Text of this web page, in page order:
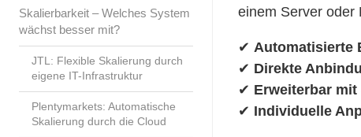
Skalierbarkeit – Welches System
wächst besser mit?
JTL: Flexible Skalierung durch
eigene IT-Infrastruktur
Plentymarkets: Automatische
Skalierung durch die Cloud
einem Server oder
✔Automatisierte
✔ Direkte
✔ Erweiterbar mit
✔ Individuelle